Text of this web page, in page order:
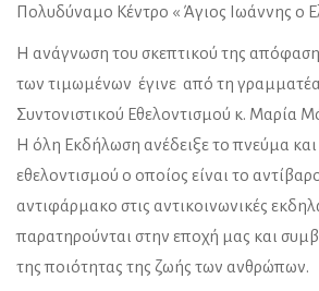
Πολυδύναμο Κέντρο « Άγιος Ιωάννης ο
Η ανάγνωση του σκεπτικού της
των τιμωμένων έγινε από τη
Συντονιστικού Εθελοντισμού κ. Μαρία
Η όλη Εκδήλωση ανέδειξε το πνεύμα
εθελοντισμού ο οποίος είναι το
αντιφάρμακο στις αντικοινωνικές
παρατηρούνται στην εποχή μας και
της ποιότητας της ζωής των ανθρώπων.